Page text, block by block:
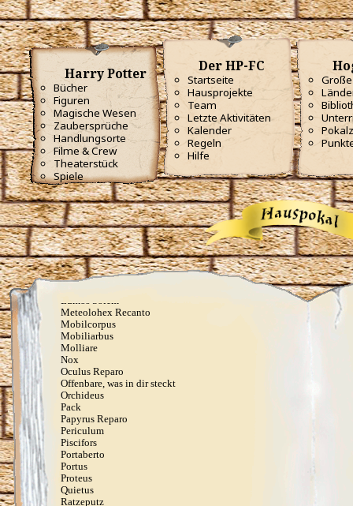
Harry Potter
Bücher
Figuren
Magische Wesen
Zaubersprüche
Handlungsorte
Filme & Crew
Theaterstück
Spiele
Der HP-FC
Startseite
Hausprojekte
Team
Letzte Aktivitäten
Kalender
Regeln
Hilfe
Elasto (orig. Spongify)
Engorgio
Entschleime
Epoximise
Erecto
Evanesco
Felifors
Feraverto
Finestra
Flagrate
Flintifors
Geminio
Glisseo
Harmonia Nectere Passus
Hellblaue Flämmchen
Herbivicus
Ich schwöre feierlich, dass ich ein Tunichtgut bin
Impervius
Incendio
Kopfblasenzauber
Lapifors
Locomotor
Locomotor Mortis
Lumos
Lumos Solem
Meteolohex Recanto
Mobilcorpus
Mobiliarbus
Molliare
Nox
Oculus Reparo
Offenbare, was in dir steckt
Orchideus
Pack
Papyrus Reparo
Periculum
Piscifors
Portaberto
Portus
Proteus
Quietus
Ratzeputz